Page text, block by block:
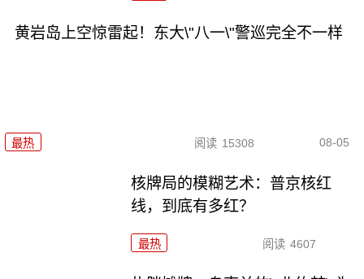
黄岩岛上空惊雷起！东大\"八一\"警巡完全不一样
最热 阅读 15308 08-05
核牌局的模糊艺术：普京核红
线，到底有多红？
最热 阅读 4607